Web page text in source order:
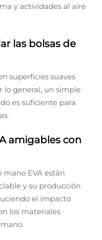
y actividades al aire
las bolsas de
superficies suaves
lo general, un simple
es suficiente para
amigables con
mano EVA están
y su producción
el impacto
los materiales